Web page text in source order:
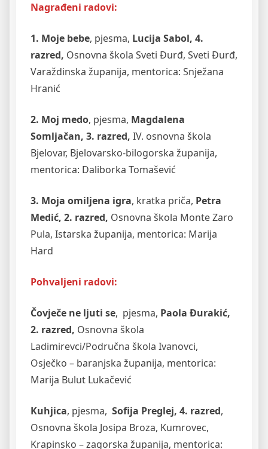
Nagrađeni radovi:
1. Moje bebe, pjesma, Lucija Sabol, 4.
razred, Osnovna škola Sveti Đurđ, Sveti Đurđ,
Varaždinska županija, mentorica: Snježana
Hranić
2. Moj medo, pjesma, Magdalena
Somljačan, 3. razred, IV. osnovna škola
Bjelovar, Bjelovarsko-bilogorska županija,
mentorica: Daliborka Tomašević
3. Moja omiljena igra, kratka priča, Petra
Medić, 2. razred, Osnovna škola Monte Zaro
Pula, Istarska županija, mentorica: Marija
Hard
Pohvaljeni radovi:
Čovječe ne ljuti se, pjesma, Paola Đurakić,
2. razred, Osnovna škola
Ladimirevci/Područna škola Ivanovci,
Osječko – baranjska županija, mentorica:
Marija Bulut Lukačević
Kuhjica, pjesma, Sofija Preglej, 4. razred,
Osnovna škola Josipa Broza, Kumrovec,
Krapinsko – zagorska županija, mentorica: